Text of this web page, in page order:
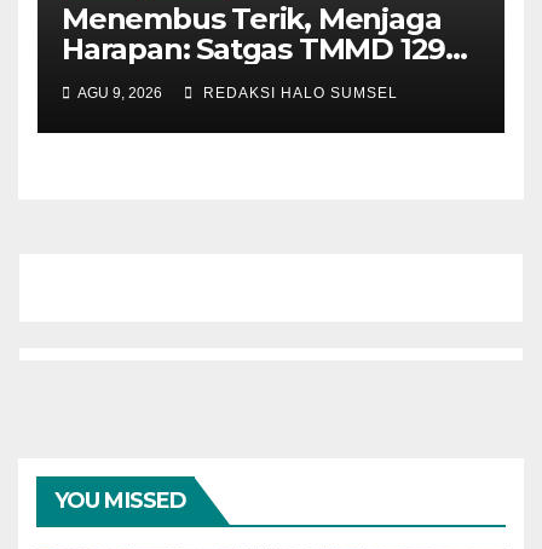
Menembus Terik, Menjaga
Harapan: Satgas TMMD 129
Bojonegoro dan Warga
Bahu-Membahu Pasang
Genteng Rumah Bu Tini
AGU 9, 2026 REDAKSI HALO SUMSEL
YOU MISSED